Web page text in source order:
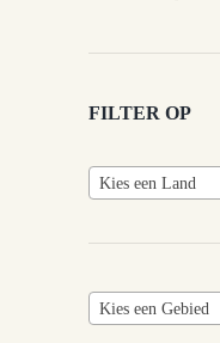
FILTER OP
Kies een Land
Kies een Gebied